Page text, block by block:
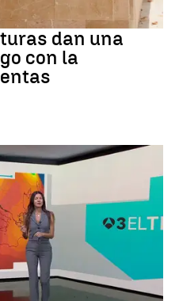
dan una
con la